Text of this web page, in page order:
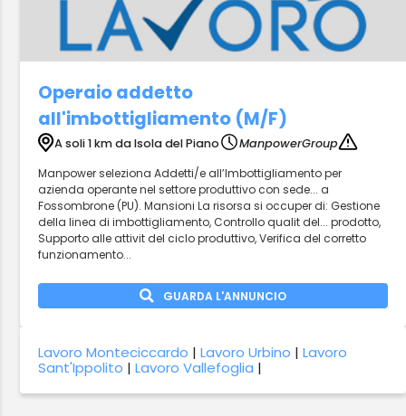
Operaio addetto
all'imbottigliamento (M/F)
A soli 1 km da Isola del Piano
ManpowerGroup
Manpower seleziona Addetti/e all’Imbottigliamento per
azienda operante nel settore produttivo con sede... a
Fossombrone (PU). Mansioni La risorsa si occuper di: Gestione
della linea di imbottigliamento, Controllo qualit del... prodotto,
Supporto alle attivit del ciclo produttivo, Verifica del corretto
funzionamento...
GUARDA L'ANNUNCIO
Lavoro Monteciccardo |Lavoro Urbino |Lavoro
Sant'Ippolito |Lavoro Vallefoglia |